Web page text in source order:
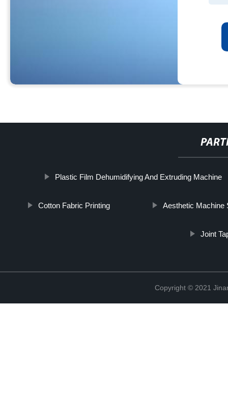
Plastic Film Dehumidifying And Extruding Machine
Cotton Fabric Printing Aesthetic Machine
Joint
Copyright © 2021